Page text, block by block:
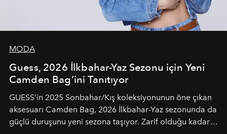
MODA
Guess, 2026 İlkbahar-Yaz Sezonu için Yeni
Camden Bag’ini Tanıtıyor
GUESS’in 2025 Sonbahar/Kış koleksiyonunun öne çıkan
aksesuarı Camden Bag, 2026 İlkbahar-Yaz sezonunda da
güçlü duruşunu yeni sezona taşıyor. Zarif olduğu kadar